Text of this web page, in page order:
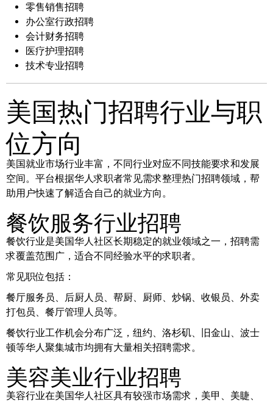
零售销售招聘
办公室行政招聘
会计财务招聘
医疗护理招聘
技术专业招聘
美国热门招聘行业与职
位方向
美国就业市场行业丰富，不同行业对应不同技能要求和发展
空间。平台根据华人求职者常见需求整理热门招聘领域，帮
助用户快速了解适合自己的就业方向。
餐饮服务行业招聘
餐饮行业是美国华人社区长期稳定的就业领域之一，招聘需
求覆盖范围广，适合不同经验水平的求职者。
常见职位包括：
餐厅服务员、后厨人员、帮厨、厨师、炒锅、收银员、外卖
打包员、餐厅管理人员等。
餐饮行业工作机会分布广泛，纽约、洛杉矶、旧金山、波士
顿等华人聚集城市均拥有大量相关招聘需求。
美容美业行业招聘
美容行业在美国华人社区具有较强市场需求，美甲、美睫、